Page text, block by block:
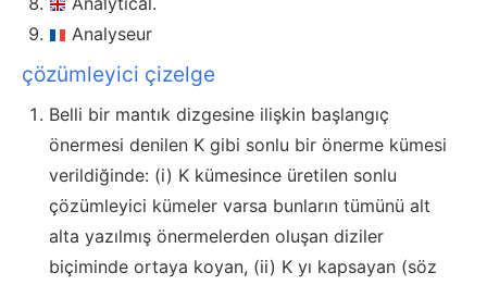
Analyseur
çözümleyici çizelge
Belli bir mantık dizgesine ilişkin başlangıç
önermesi denilen K gibi sonlu bir önerme kümesi
verildiğinde: (i) K kümesince üretilen sonlu
çözümleyici kümeler varsa bunların tümünü alt
alta yazılmış önermelerden oluşan diziler
biçiminde ortaya koyan, (ii) K yı kapsayan (söz